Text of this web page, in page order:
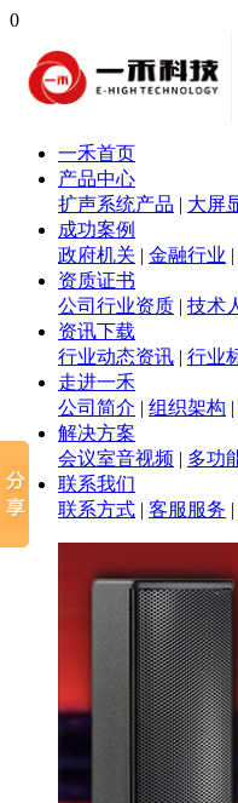
0
一禾首页
产品中心
扩声系统产品 | 大屏
成功案例
政府机关 | 金融行业 |
资质证书
公司行业资质 | 技术
资讯下载
行业动态资讯 | 行业
走进一禾
公司简介 | 组织架构 |
解决方案
会议室音视频 | 多功
联系我们
联系方式 | 客服服务 |